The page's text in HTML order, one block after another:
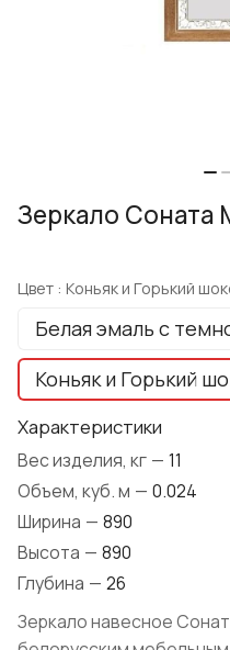
Зеркало
Цвет : Коньяк и Горький
Белая эмаль с
Коньяк и Горький
Характеристики
Вес изделия, кг — 11
Объем, куб. м — 0.024
Ширина — 890
Высота — 890
Глубина — 26
Зеркало навесное